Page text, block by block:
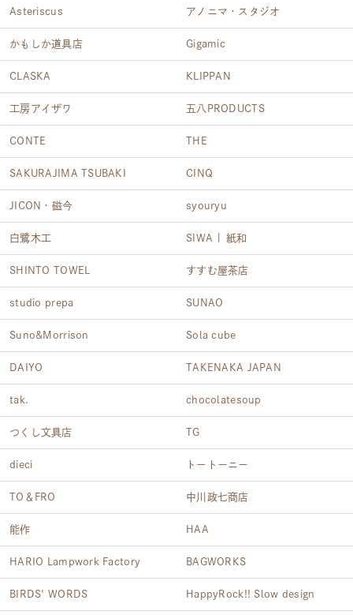
Asteriscus アノニマ・スタジオ
かもしか道具店 Gigamic
CLASKA KLIPPAN
工房アイザワ 五八PRODUCTS
CONTE THE
SAKURAJIMA TSUBAKI CINQ
JICON・磁今 syouryu
白鷺木工 SIWA | 紙和
SHINTO TOWEL すすむ屋茶店
studio prepa SUNAO
Suno&Morrison Sola cube
DAIYO TAKENAKA JAPAN
tak. chocolatesoup
つくし文具店 TG
dieci トートーニー
TO＆FRO 中川政七商店
能作 HAA
HARIO Lampwork Factory BAGWORKS
BIRDS' WORDS HappyRock!! Slow design